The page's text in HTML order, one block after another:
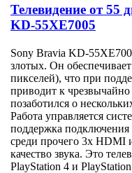
Телевидение от 55
KD-55XE7005
Sony Bravia KD-
злотых. Он
пикселей), что при
приводит к
позаботился о
Работа управляется
поддержка
среди прочего 3x HDMI
качество звука. Это
PlayStation 4 и